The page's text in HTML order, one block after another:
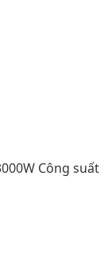
Công suất